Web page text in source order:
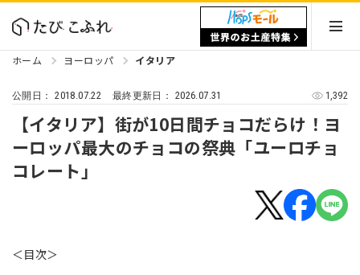
ホーム ヨーロッパ イタリア
公開日：2018.07.22 最終更新日： 2026.07.31 1,392
【イタリア】街が10日間チョコだらけ！ヨ
ーロッパ最大のチョコの祭典「ユーロチョ
コレート」
＜目次＞